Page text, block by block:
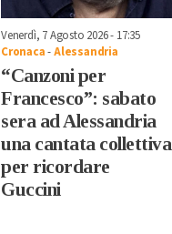
Venerdì, 7 Agosto 2026 - 17:35
Cronaca-Alessandria
“Canzoni per
Francesco”: sabato
sera ad Alessandria
una cantata collettiva
per ricordare
Guccini